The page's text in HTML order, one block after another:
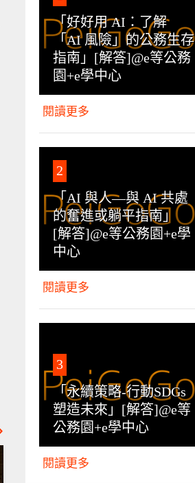
「好好用 AI：了解
「AI 風險」的公務生存
指南」[解答]@e等公務
園+e學中心
閱讀更多
2
「AI 與人—與 AI 共處
的奮進或躺平指南」
[解答]@e等公務園+e學
中心
閱讀更多
3
「永續策略-行動SDGs
塑造未來」[解答]@e等
公務園+e學中心
閱讀更多